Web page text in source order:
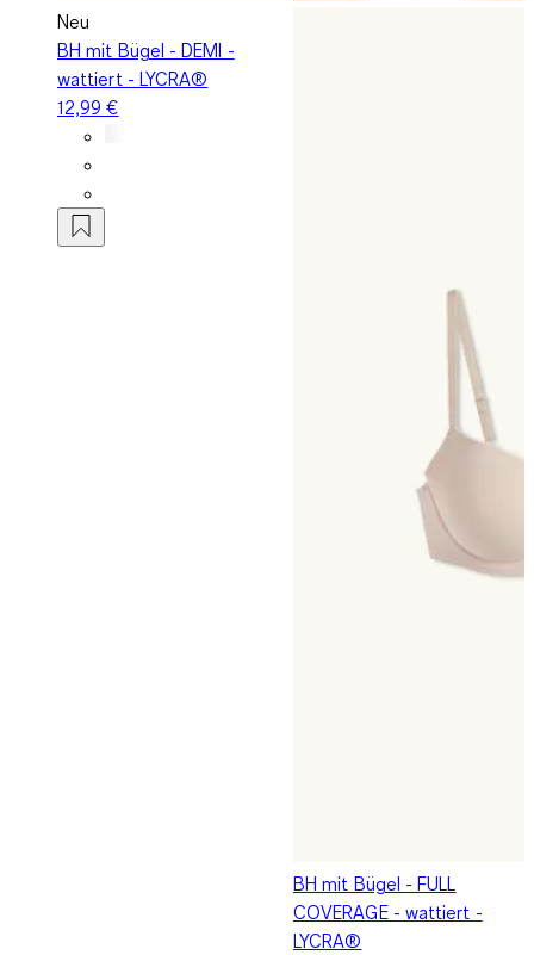
Neu
BH mit Bügel - DEMI -
wattiert - LYCRA®
12,99 €
BH mit Bügel - FULL
COVERAGE - wattiert -
LYCRA®